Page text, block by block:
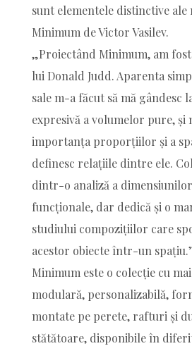
sunt elementele distinctive ale
Minimum de Victor Vasilev.
„Proiectând Minimum, am
lui Donald Judd. Aparenta
sale m-a făcut să mă gândesc
expresivă a volumelor pure, și
importanța proporțiilor și a
definesc relațiile dintre ele.
dintr-o analiză a
funcționale, dar dedică și o
studiului compozițiilor care
acestor obiecte într-un
Minimum este o colecție cu
modulară, personalizabilă,
montate pe perete, rafturi și
stătătoare, disponibile în